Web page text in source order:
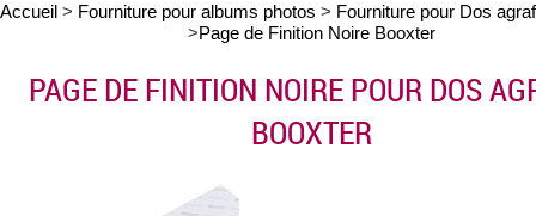
Accueil > Fourniture pour albums photos > Fourniture pour Dos
>Page de Finition Noire Booxter
PAGE DE FINITION NOIRE POUR DOS
BOOXTER